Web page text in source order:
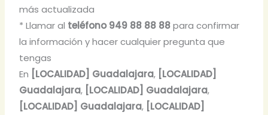
más actualizada
* Llamar al teléfono 949 88 88 88para confirmar
la información y hacer cualquier pregunta que
tengas
En [LOCALIDAD] Guadalajara, [LOCALIDAD]
Guadalajara, [LOCALIDAD] Guadalajara,
[LOCALIDAD] Guadalajara, [LOCALIDAD]